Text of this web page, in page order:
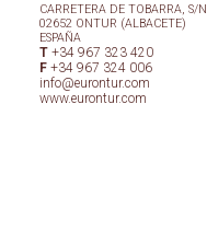
CARRETERA DE TOBARRA, S/N
02652 ONTUR (ALBACETE)
ESPAÑA
T +34 967 323 420
F +34 967 324 006
info@eurontur.com
www.eurontur.com